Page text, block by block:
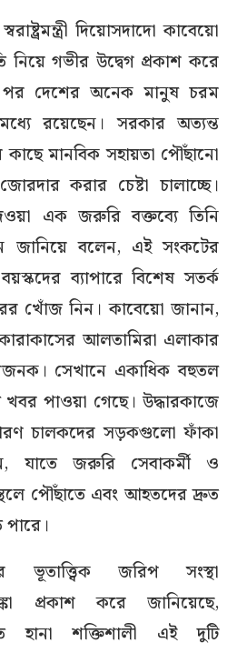
দিয়োসদাদো কাবেয়ো
নিয়ে গভীর উদ্বেগ প্রকাশ করে
পর দেশের অনেক মানুষ চরম
রয়েছেন। সরকার অত্যন্ত
কাছে মানবিক সহায়তা পৌঁছানো
করার চেষ্টা চালাচ্ছে।
এক জরুরি বক্তব্যে তিনি
জানিয়ে বলেন, এই সংকটের
ব্যাপারে বিশেষ সতর্ক
খোঁজ নিন। কাবেয়ো জানান,
আলতামিরা এলাকার
সেখানে একাধিক বহুতল
পাওয়া গেছে। উদ্ধারকাজে
চালকদের সড়কগুলো ফাঁকা
যাতে জরুরি সেবাকর্মী ও
পৌঁছাতে এবং আহতদের দ্রুত
পারে।
ভূতাত্ত্বিক জরিপ সংস্থা
প্রকাশ করে জানিয়েছে,
হানা শক্তিশালী এই দুটি